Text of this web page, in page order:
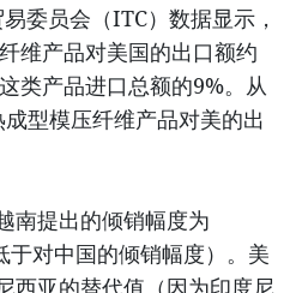
委员会（ITC）数据显示，
维产品对美国的出口额约
类产品进口总额的9%。从
型模压纤维产品对美的出
南提出的倾销幅度为
于对中国的倾销幅度）。美
西亚的替代值（因为印度尼